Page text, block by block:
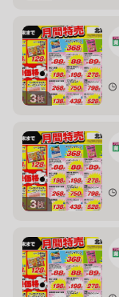
3枚
3枚